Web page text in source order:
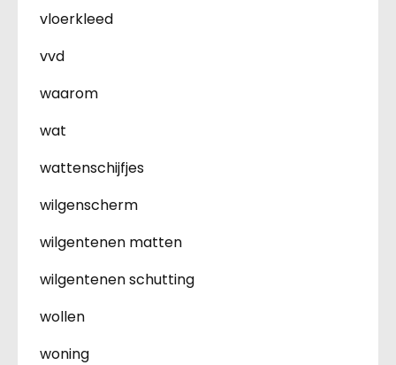
vloerkleed
vvd
waarom
wat
wattenschijfjes
wilgenscherm
wilgentenen matten
wilgentenen schutting
wollen
woning